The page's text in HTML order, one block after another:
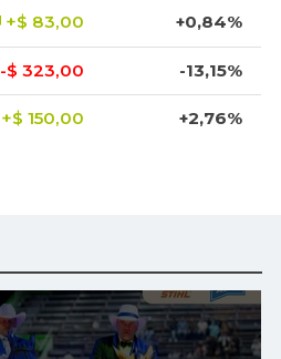
+$ 83,00 +0,84%
-$ 323,00 -13,15%
+$ 150,00 +2,76%
-$ 16,00 -0,83%